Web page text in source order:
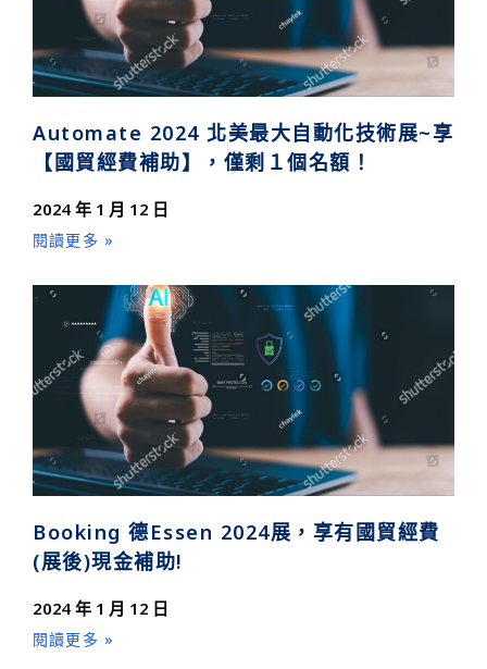
Automate 2024 北美最大自動化技術展~享
【國貿經費補助】，僅剩１個名額！
2024 年 1 月 12 日
閱讀更多 »
Booking 德Essen 2024展，享有國貿經費
(展後)現金補助!
2024 年 1 月 12 日
閱讀更多 »